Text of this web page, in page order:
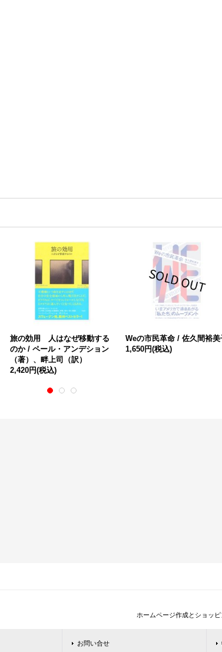
旅の効用 人はなぜ移動する
のか / ペール・アンデション
（著）、畔上司（訳）
2,420円(税込)
Weの市民革命 / 佐久間裕美
1,650円(税込)
ホームページ作成とショッ
お問い合せ